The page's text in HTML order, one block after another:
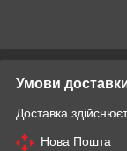
Умови
Доставка
Нова Пошта